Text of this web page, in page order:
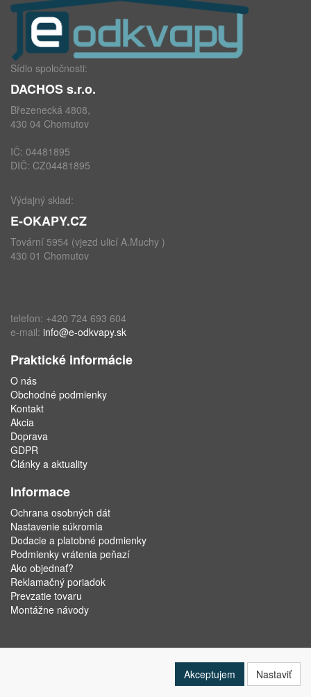
Sídlo spoločnosti:
DACHOS s.r.o.
Březenecká 4808,
430 04 Chomutov
IČ: 04481895
DIČ: CZ04481895
Výdajný sklad:
E-OKAPY.CZ
Tovární 5954 (vjezd ulicí A.Muchy )
430 01 Chomutov
telefon: +420 724 693 604
e-mail: info@e-odkvapy.sk
Praktické informácie
O nás
Obchodné podmienky
Kontakt
Akcia
Doprava
GDPR
Články a aktuality
Informace
Ochrana osobných dát
Nastavenie súkromia
Dodacie a platobné podmienky
Podmienky vrátenia peňazí
Ako objednať?
Reklamačný poriadok
Prevzatie tovaru
Montážne návody
Akceptujem Nastaviť